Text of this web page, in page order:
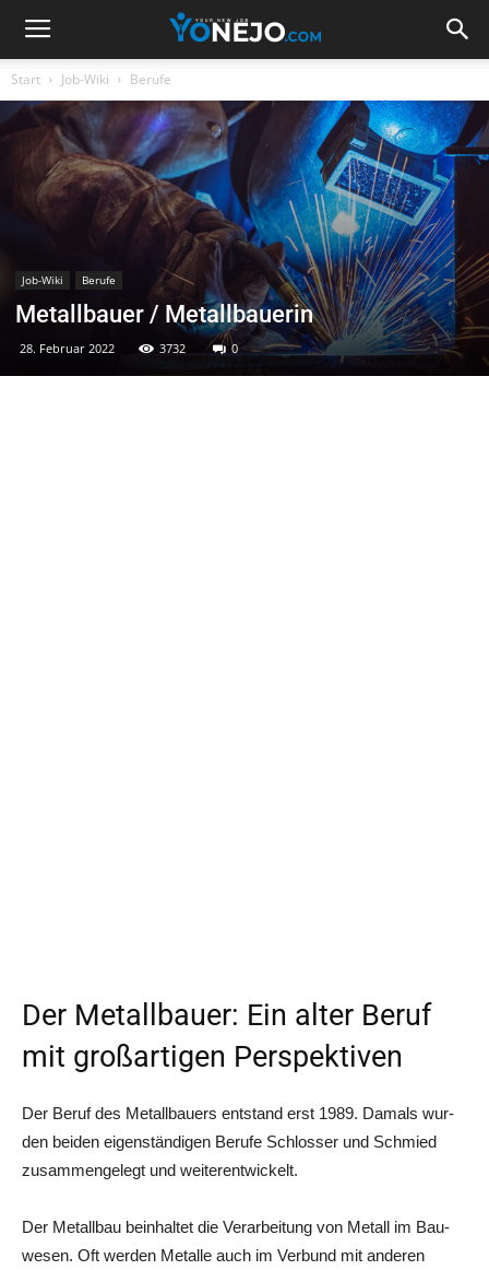
Start Job-Wiki Berufe
Job-Wiki Berufe
Metallbauer / Metallbauerin
28. Februar 2022 3732 0
Der Metallbauer: Ein alter Beruf
mit großartigen Perspektiven
Der Beruf des Metall­bau­ers ent­stand erst 1989. Damals wur­
den bei­den eigen­stän­di­gen Beru­fe Schlos­ser und Schmied
zusam­men­ge­legt und weiterentwickelt.
Der Metall­bau beinhal­tet die Ver­ar­bei­tung von Metall im Bau­
we­sen. Oft wer­den Metal­le auch im Ver­bund mit ande­ren